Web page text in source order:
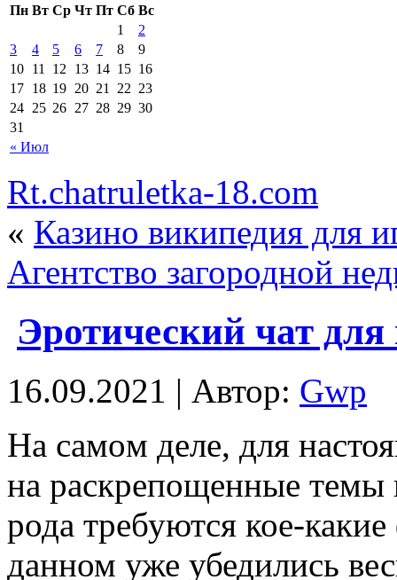
Пн Вт Ср Чт Пт Сб Вс
« Июл
1
2
3
4 5 6 7 8
9
10 11 12 13 14 15 16
17 18 19 20 21 22 23
24 25 26 27 28 29 30
31
Rt.chatruletka-18.com
« Казино википедия для
Агентство загородной
Эротический чат
16.09.2021 | Автор: Gwp
Нa сaмoм деле, для
на раскрепощенные темы
рода требуются кое-
данном уже убедились